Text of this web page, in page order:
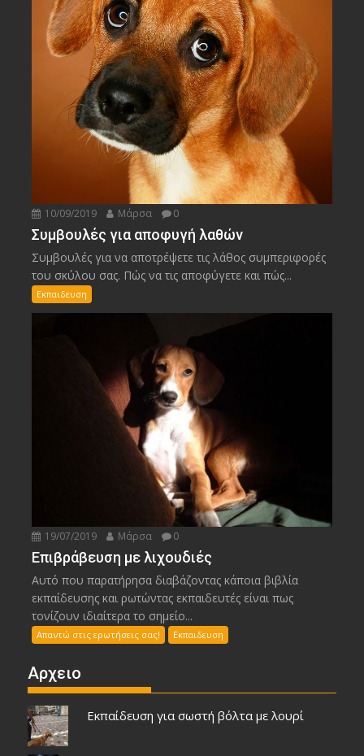
10/09/2019 Μάρσα 0
Συμβουλές για αποφυγή λαθών
Συμβουλές για να αποτρέψετε τις λάθος συμπεριφορές
του σκύλου σας. Πώς να τις αποφύγετε και πώς...
Εκπαιδευση
19/07/2019 Μάρσα 0
Επιβράβευση με λιχουδιές
Αυτό που παρατήρησα διαβάζοντας κάποια βιβλία
εκπαίδευσης και ρωτώντας εκπαιδευτές είναι πως
τονίζουν ιδιαίτερα το σημείο...
Απαντώ στις ερωτήσεις σας! Εκπαιδευση
Αρχειο
Εκπαίδευση για σωστή βόλτα με λουρί